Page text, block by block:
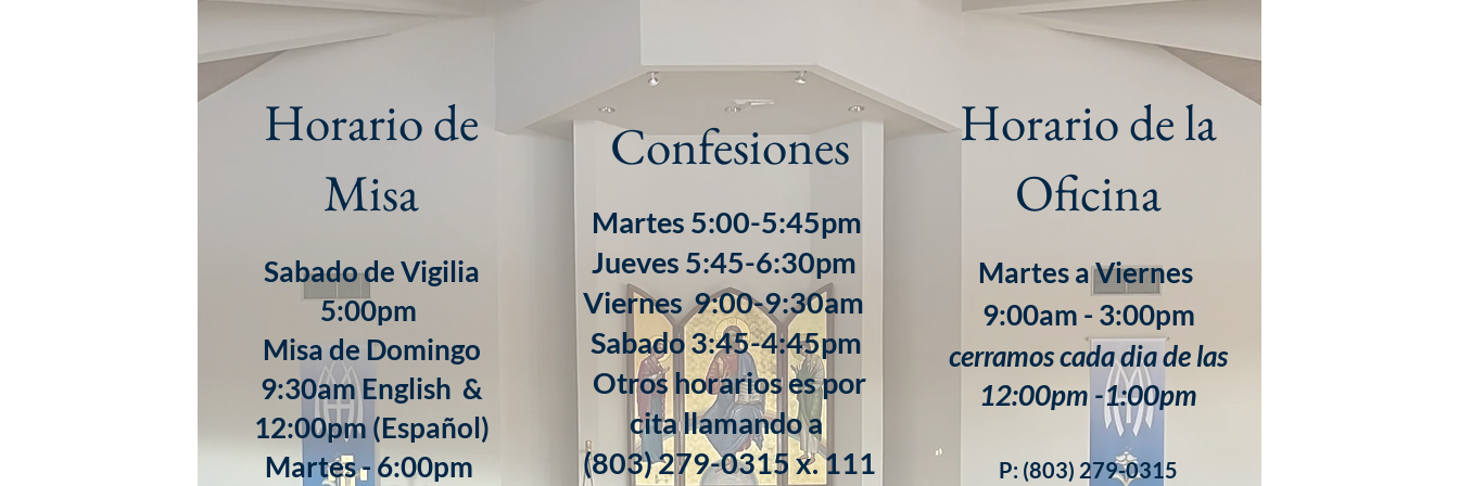
Horario de
Misa
Sabado de Vigilia
5:00pm
Misa de Domingo
9:30am English &
12:00pm (Español)
​Martes - 6:00pm
Confesiones
Martes 5:00-5:45pm
Jueves 5:45-6:30pm
Viernes 9:00-9:30am
Sabado 3:45-4:45pm
Otros horarios es por
cita llamando a
​(803) 279-0315 x. 111
Horario de la
Oficina
Martes a Viernes
9:00am - 3:00pm
cerramos cada dia de las
12:00pm -1:00pm
P: (803) 279-0315